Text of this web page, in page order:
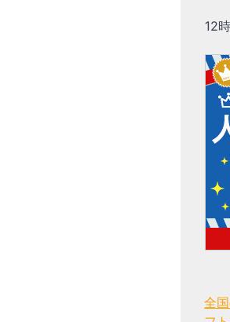
12
全